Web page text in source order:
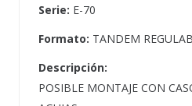
Serie: E-70
Formato: TANDEM
Descripción:
POSIBLE MONTAJE CON